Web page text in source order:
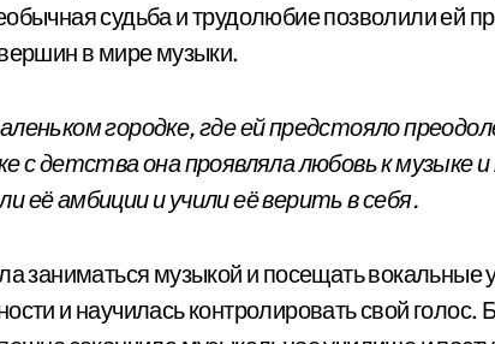
судьба и трудолюбие позволили ей
в мире музыки.
городке, где ей предстояло
с детства она проявляла любовь к музыке и
её амбиции и учили её верить в себя.
заниматься музыкой и посещать вокальные
и научилась контролировать свой голос.